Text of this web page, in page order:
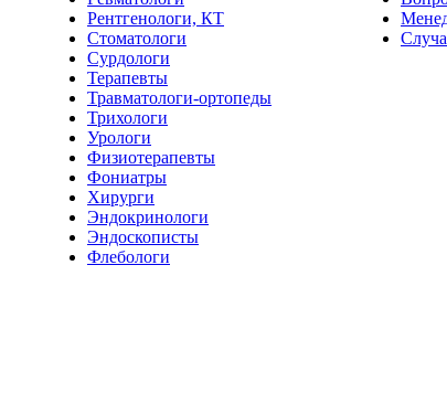
Рентгенологи, КТ
Стоматологи
Сурдологи
Терапевты
Травматологи-ортопеды
Трихологи
Урологи
Физиотерапевты
Фониатры
Хирурги
Эндокринологи
Эндоскописты
Флебологи